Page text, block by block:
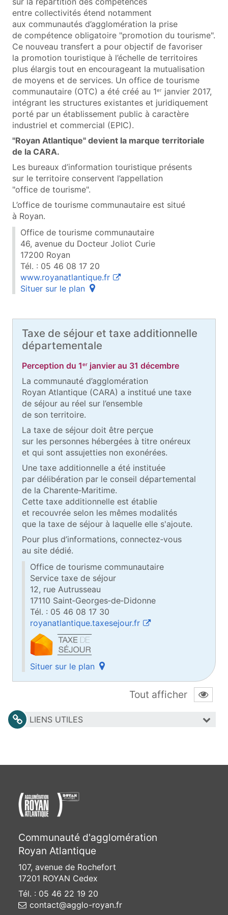
entre collectivités étend notamment
aux communautés d’agglomération la prise
de compétence obligatoire "promotion du tourisme".
Ce nouveau transfert a pour objectif de favoriser
la promotion touristique à l’échelle de territoires
plus élargis tout en encourageant la mutualisation
de moyens et de services. Un office de tourisme
communautaire (OTC) a été créé au 1er janvier 2017,
intégrant les structures existantes et juridiquement
porté par un établissement public à caractère
industriel et commercial (EPIC).
"Royan Atlantique" devient la marque territoriale
de la CARA.
Les bureaux d’information touristique présents
sur le territoire conservent l’appellation
"office de tourisme".
L’office de tourisme communautaire est situé
à Royan.
Office de tourisme communautaire
46, avenue du Docteur Joliot Curie
17200 Royan
Tél. : 05 46 08 17 20
www.royanatlantique.fr(ouvre une nouvelle fenêtre)
Situer sur le plan(ouvre une fenêtre popup)
Taxe de séjour et taxe additionnelle
départementale
Perception du 1er janvier au 31 décembre
La communauté d’agglomération
Royan Atlantique (CARA) a institué une taxe
de séjour au réel sur l’ensemble
de son territoire.
La taxe de séjour doit être perçue
sur les personnes hébergées à titre onéreux
et qui sont assujetties non exonérées.
Une taxe additionnelle a été instituée
par délibération par le conseil départemental
de la Charente‑Maritime.
Cette taxe additionnelle est établie
et recouvrée selon les mêmes modalités
que la taxe de séjour à laquelle elle s'ajoute.
Pour plus d’informations, connectez‑vous
au site dédié.
Office de tourisme communautaire
Service taxe de séjour
12, rue Autrusseau
17110 Saint‑Georges‑de‑Didonne
Tél. : 05 46 08 17 30
royanatlantique.taxesejour.fr
Situer sur le plan (ouvre une fenêtre popup)
Tout afficher
LIENS UTILES
Communauté d'agglomération
Royan Atlantique
107, avenue de Rochefort
17201 ROYAN Cedex
Tél. : 05 46 22 19 20
contact@agglo-royan.fr